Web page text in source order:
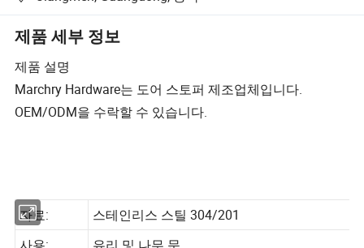
제품 세부 정보
제품 설명
Marchry Hardware는 도어 스토퍼 제조업체입니다.
OEM/ODM을 수락할 수 있습니다.
자료:
스테인리스 스틸 304/201